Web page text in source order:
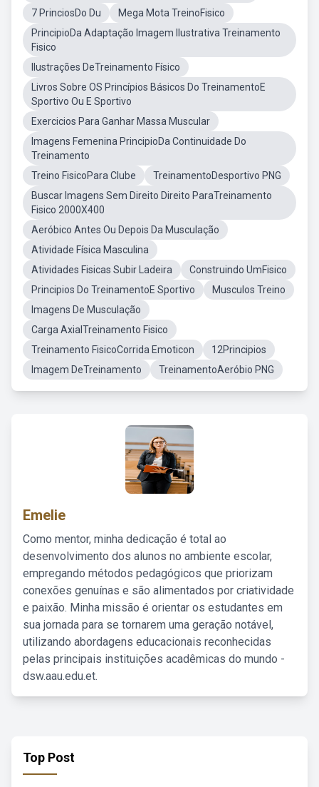
7 PrinciosDo Du
Mega Mota TreinoFisico
PrincipioDa Adaptação Imagem Ilustrativa Treinamento
Fisico
Ilustrações DeTreinamento Físico
Livros Sobre OS Princípios Básicos Do TreinamentoE
Sportivo Ou E Sportivo
Exercicios Para Ganhar Massa Muscular
Imagens Femenina PrincipioDa Continuidade Do
Treinamento
Treino FisicoPara Clube
TreinamentoDesportivo PNG
Buscar Imagens Sem Direito Direito ParaTreinamento
Fisico 2000X400
Aeróbico Antes Ou Depois Da Musculação
Atividade Física Masculina
Atividades Fisicas Subir Ladeira
Construindo UmFisico
Principios Do TreinamentoE Sportivo
Musculos Treino
Imagens De Musculação
Carga AxialTreinamento Fisico
Treinamento FisicoCorrida Emoticon
12Principios
Imagem DeTreinamento
TreinamentoAeróbio PNG
Emelie
Como mentor, minha dedicação é total ao
desenvolvimento dos alunos no ambiente escolar,
empregando métodos pedagógicos que priorizam
conexões genuínas e são alimentados por criatividade
e paixão. Minha missão é orientar os estudantes em
sua jornada para se tornarem uma geração notável,
utilizando abordagens educacionais reconhecidas
pelas principais instituições acadêmicas do mundo -
dsw.aau.edu.et.
Top Post